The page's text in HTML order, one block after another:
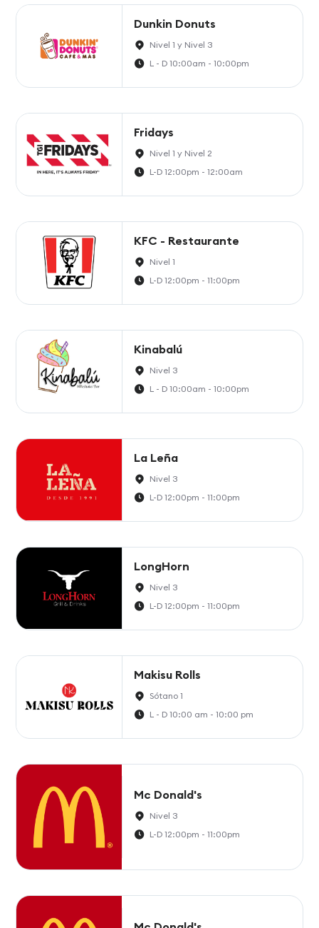
Dunkin Donuts
Nivel 1 y Nivel 3
L - D 10:00am - 10:00pm
Fridays
Nivel 1 y Nivel 2
L-D 12:00pm - 12:00am
KFC - Restaurante
Nivel 1
L-D 12:00pm - 11:00pm
Kinabalú
Nivel 3
L - D 10:00am - 10:00pm
La Leña
Nivel 3
L-D 12:00pm - 11:00pm
LongHorn
Nivel 3
L-D 12:00pm - 11:00pm
Makisu Rolls
Sótano 1
L - D 10:00 am - 10:00 pm
Mc Donald's
Nivel 3
L-D 12:00pm - 11:00pm